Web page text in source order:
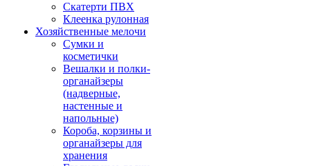
Скатерти ПВХ
Клеенка рулонная
Хозяйственные мелочи
Сумки и
косметички
Вешалки и полки-
органайзеры
(надверные,
настенные и
напольные)
Короба, корзины и
органайзеры для
хранения